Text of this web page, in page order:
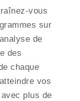
vous
sur
de
des
chaque
vos
plus de